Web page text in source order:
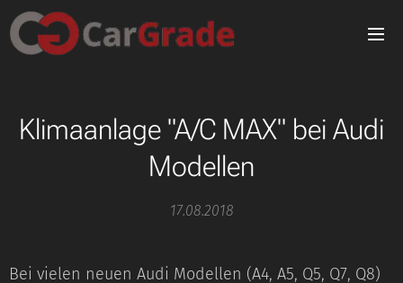
Klimaanlage "A/C MAX" bei Audi
Modellen
17.08.2018
Bei vielen neuen Audi Modellen (A4, A5, Q5, Q7, Q8)